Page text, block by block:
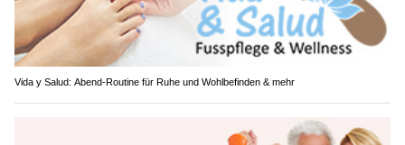
Vida y Salud: Abend-Routine für Ruhe und Wohlbefinden & mehr